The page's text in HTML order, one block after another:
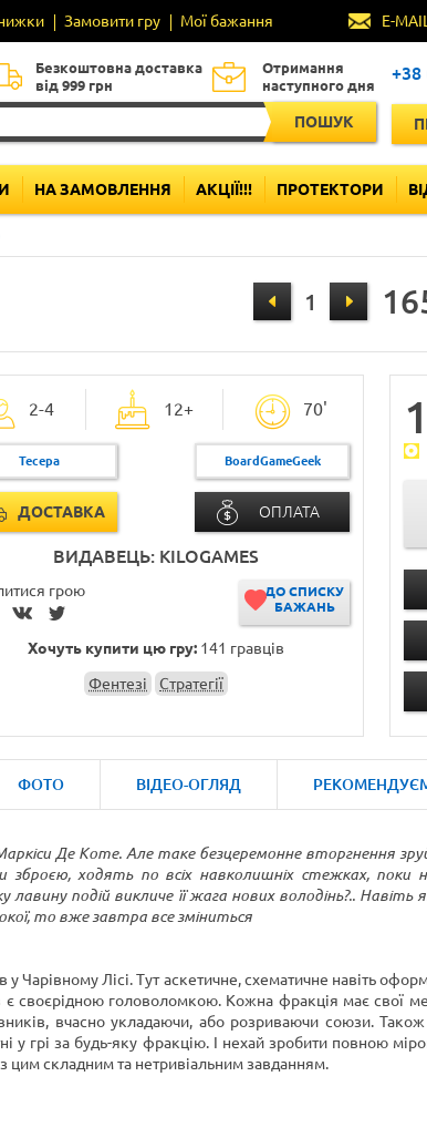
Замовити гру Мої бажання E-MAIL
Безкоштовна доставка
від 999 грн
Отримання
наступного дня
ПОШУК
+38
НА ЗАМОВЛЕННЯ АКЦІЇ!!! ПРОТЕКТОРИ
2-4 12+ 70'
Тесера BoardGameGeek
ДОСТАВКА ОПЛАТА
ВИДАВЕЦЬ: KILOGAMES
грою
ДО СПИСКУ
БАЖАНЬ
Хочуть купити цю гру: 141 гравців
Фентезі
Стратегії
ФОТО ВІДЕО-ОГЛЯД
Де Коте. Але таке безцеремонне вторгнення
зброєю, ходять по всіх навколишніх стежках,
лавину подій викличе її жага нових володінь?..
то вже завтра все зміниться
у Чарівному Лісі. Тут аскетичне, схематичне навіть
своєрідною головоломкою. Кожна фракція має свої
вчасно укладаючи, або розриваючи союзи. Також
у грі за будь-яку фракцію. І нехай зробити повною
цим складним та нетривіальним завданням.